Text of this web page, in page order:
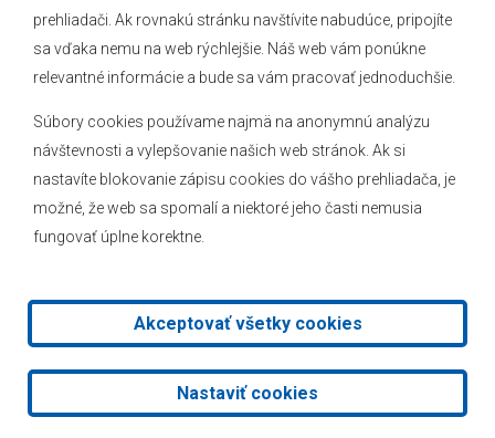
prehliadači. Ak rovnakú stránku navštívite nabudúce, pripojíte
sa vďaka nemu na web rýchlejšie. Náš web vám ponúkne
relevantné informácie a bude sa vám pracovať jednoduchšie.
Súbory cookies používame najmä na anonymnú analýzu
návštevnosti a vylepšovanie našich web stránok. Ak si
nastavíte blokovanie zápisu cookies do vášho prehliadača, je
možné, že web sa spomalí a niektoré jeho časti nemusia
fungovať úplne korektne.
Akceptovať všetky cookies
Nastaviť cookies
Hlásenia obecného rozhlasu
Kontakt
Mapa stránok
2026 © Obec Veľké Leváre|Tvorba web stránok
AlejTech, spol. s r.o.